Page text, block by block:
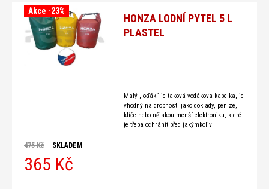
HONZA LODNÍ PYTEL 5 L
PLASTEL
Akce -23%
Malý „loďák“ je taková vodákova kabelka, je
vhodný na drobnosti jako doklady, peníze,
klíče nebo nějakou menší elektroniku, které
je třeba ochránit před jakýmkoliv
475 Kč SKLADEM
365 Kč